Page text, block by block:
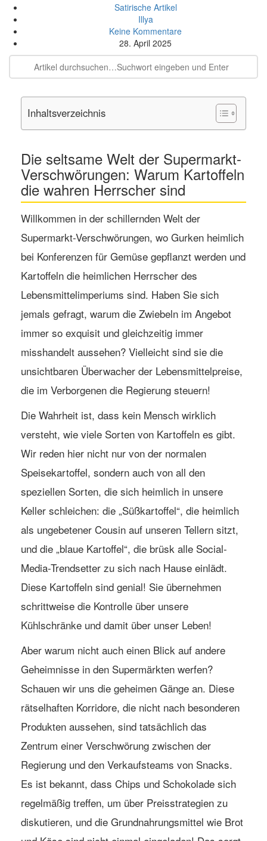
Satirische Artikel
Illya
Keine Kommentare
28. April 2025
Inhaltsverzeichnis
Die seltsame Welt der Supermarkt-
Verschwörungen: Warum Kartoffeln
die wahren Herrscher sind
Willkommen in der schillernden Welt der
Supermarkt-Verschwörungen, wo Gurken heimlich
bei Konferenzen für Gemüse gepflanzt werden und
Kartoffeln die heimlichen Herrscher des
Lebensmittelimperiums sind. Haben Sie sich
jemals gefragt, warum die Zwiebeln im Angebot
immer so exquisit und gleichzeitig immer
misshandelt aussehen? Vielleicht sind sie die
unsichtbaren Überwacher der Lebensmittelpreise,
die im Verborgenen die Regierung steuern!
Die Wahrheit ist, dass kein Mensch wirklich
versteht, wie viele Sorten von Kartoffeln es gibt.
Wir reden hier nicht nur von der normalen
Speisekartoffel, sondern auch von all den
speziellen Sorten, die sich heimlich in unsere
Keller schleichen: die „Süßkartoffel“, die heimlich
als ungebetener Cousin auf unseren Tellern sitzt,
und die „blaue Kartoffel“, die brüsk alle Social-
Media-Trendsetter zu sich nach Hause einlädt.
Diese Kartoffeln sind genial! Sie übernehmen
schrittweise die Kontrolle über unsere
Kühlschränke und damit über unser Leben!
Aber warum nicht auch einen Blick auf andere
Geheimnisse in den Supermärkten werfen?
Schauen wir uns die geheimen Gänge an. Diese
rätselhaften Korridore, die nicht nach besonderen
Produkten aussehen, sind tatsächlich das
Zentrum einer Verschwörung zwischen der
Regierung und den Verkaufsteams von Snacks.
Es ist bekannt, dass Chips und Schokolade sich
regelmäßig treffen, um über Preisstrategien zu
diskutieren, und die Grundnahrungsmittel wie Brot